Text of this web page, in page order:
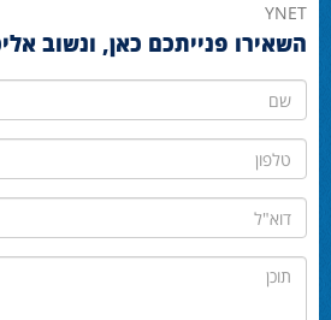
YNET
השאירו פנייתכם כאן, ונשוב
שם
טלפון
דוא"ל
תוכן